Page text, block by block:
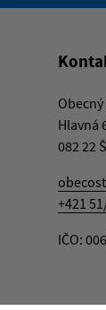
Hlavná
082 22
+421
IČO: